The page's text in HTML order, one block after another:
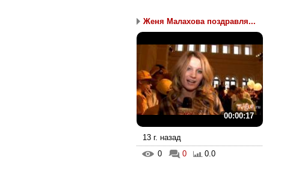
Женя Малахова поздравля...
00:00:17
13 г. назад
0
0 0.0